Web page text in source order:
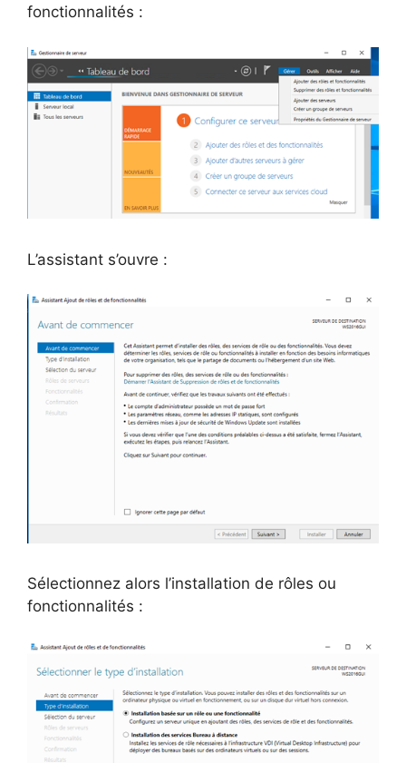
fonctionnalités :
L’assistant s’ouvre :
Sélectionnez alors l’installation de rôles ou
fonctionnalités :